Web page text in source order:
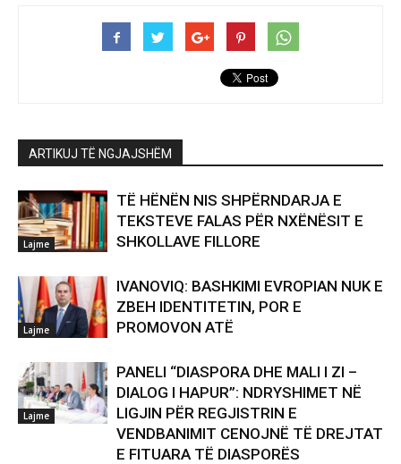
ARTIKUJ TË NGJAJSHËM
Lajme
TË HËNËN NIS SHPËRNDARJA E
TEKSTEVE FALAS PËR NXËNËSIT E
SHKOLLAVE FILLORE
Lajme
IVANOVIQ: BASHKIMI EVROPIAN NUK E
ZBEH IDENTITETIN, POR E
PROMOVON ATË
Lajme
PANELI “DIASPORA DHE MALI I ZI –
DIALOG I HAPUR”: NDRYSHIMET NË
LIGJIN PËR REGJISTRIN E
VENDBANIMIT CENOJNË TË DREJTAT
E FITUARA TË DIASPORËS